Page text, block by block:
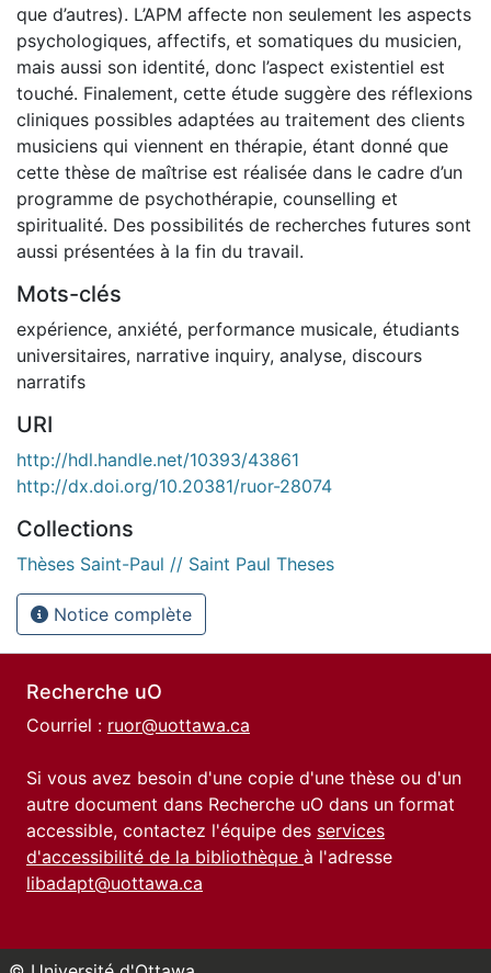
que d’autres). L’APM affecte non seulement les aspects
psychologiques, affectifs, et somatiques du musicien,
mais aussi son identité, donc l’aspect existentiel est
touché. Finalement, cette étude suggère des réflexions
cliniques possibles adaptées au traitement des clients
musiciens qui viennent en thérapie, étant donné que
cette thèse de maîtrise est réalisée dans le cadre d’un
programme de psychothérapie, counselling et
spiritualité. Des possibilités de recherches futures sont
aussi présentées à la fin du travail.
Mots-clés
expérience, anxiété, performance musicale, étudiants
universitaires, narrative inquiry, analyse, discours
narratifs
URI
http://hdl.handle.net/10393/43861
http://dx.doi.org/10.20381/ruor-28074
Collections
Thèses Saint-Paul // Saint Paul Theses
Notice complète
Recherche uO
Courriel : ruor@uottawa.ca
Si vous avez besoin d'une copie d'une thèse ou d'un
autre document dans Recherche uO dans un format
accessible, contactez l'équipe des services
d'accessibilité de la bibliothèque à l'adresse
libadapt@uottawa.ca